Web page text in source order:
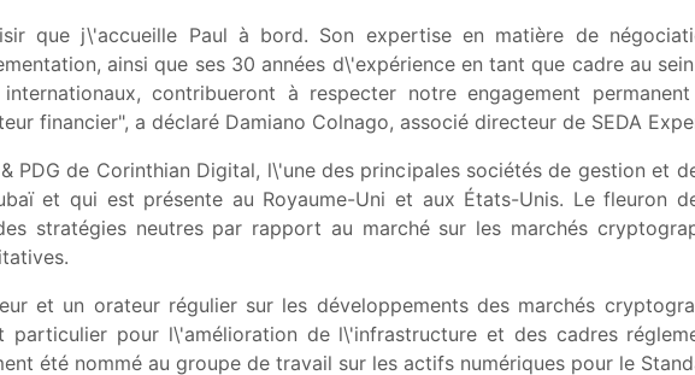
que j\'accueille Paul à bord. Son expertise en matière de
ainsi que ses 30 années d\'expérience en tant que cadre au
internationaux, contribueront à respecter notre engagement
financier", a déclaré Damiano Colnago, associé directeur de SEDA
PDG de Corinthian Digital, l\'une des principales sociétés de gestion et
et qui est présente au Royaume-Uni et aux États-Unis. Le fleuron
stratégies neutres par rapport au marché sur les marchés
et un orateur régulier sur les développements des marchés
particulier pour l\'amélioration de l\'infrastructure et des cadres
été nommé au groupe de travail sur les actifs numériques pour le